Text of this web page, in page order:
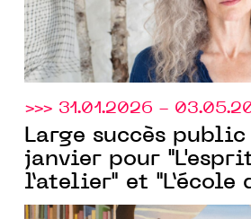
>>> 31.01.2026 -
Large succès
janvier pour
l’atelier" et "L’école
arts de